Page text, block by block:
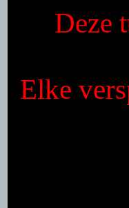
Deze
Elke